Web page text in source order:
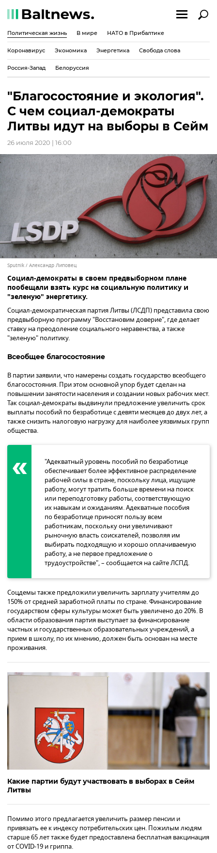
Политическая жизнь В мире НАТО в Прибалтике
Коронавирус Экономика Энергетика Свобода слова
Россия-Запад Белоруссия
"Благосостояние и экология".
С чем социал-демократы
Литвы идут на выборы в Сейм
26 июля 2020 | 16:00
Sputnik / Александр Липовец
Социал-демократы в своем предвыборном плане
пообещали взять курс на социальную политику и
"зеленую" энергетику.
Социал-демократическая партия Литвы (ЛСДП) представила свою
предвыборную программу "Восстановим доверие", где делает
ставку на преодоление социального неравенства, а также
"зеленую" политику.
Всеобщее благосостояние
В партии заявили, что намерены создать государство всеобщего
благосостояния. При этом основной упор будет сделан на
повышении занятости населения и создании новых рабочих мест.
Так социал-демократы выдвинули предложение увеличить срок
выплаты пособий по безработице с девяти месяцев до двух лет, а
также снизить налоговую нагрузку для наиболее уязвимых групп
общества.
"Адекватный уровень пособий по безработице
обеспечивает более эффективное распределение
рабочей силы в стране, поскольку лица, ищущие
работу, могут тратить больше времени на поиск
или переподготовку работы, соответствующую
их навыкам и ожиданиям. Адекватные пособия
по безработице приносят пользу всем
работникам, поскольку они увеличивают
рыночную власть соискателей, позволяя им
выбирать подходящую и хорошо оплачиваемую
работу, а не первое предложение о
трудоустройстве", – сообщается на сайте ЛСПД.
Соцдемы также предложили увеличить зарплату учителям до
150% от средней заработной платы по стране. Финансирование
государством сферы культуры может быть увеличено до 20%. В
области образования партия выступает за финансирование
частных и государственных образовательных учреждений, а
прием в школу, по их мнению, должен быть основан на месте
проживания.
Какие партии будут участвовать в выборах в Сейм
Литвы
Помимо этого предлагается увеличить размер пенсии и
привязать ее к индексу потребительских цен. Пожилым людям
старше 65 лет также будет предоставлена бесплатная вакцинация
от COVID-19 и гриппа.